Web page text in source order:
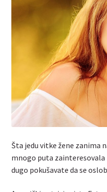
Šta jedu vitke žene zanima
mnogo puta
dugo pokušavate da se